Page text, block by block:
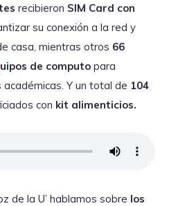
recibieron SIM Card con
su conexión a la red y
casa, mientras otros 66
de computo para
Y un total de 104
con kit alimenticios.
de la U’ hablamos sobre los